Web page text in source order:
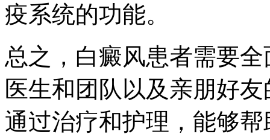
疫系统的功能。
总之，白癜风患者需要
医生和团队以及亲朋好
通过治疗和护理，能够帮